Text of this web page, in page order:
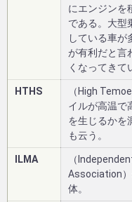
にエンジンを
である。大型
している車が
が有利だと言
くなってきて
HTHS
（High
イルが高温で
を生じるかを
も云う。
ILMA
（
Association）
体。